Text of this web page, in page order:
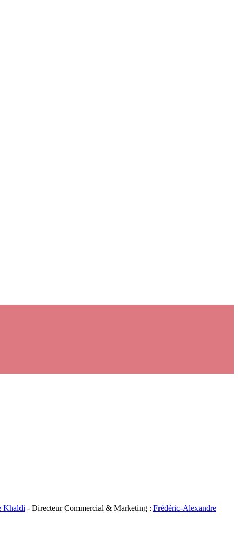
Khaldi - Directeur Commercial & Marketing : Frédéric-Alexandre